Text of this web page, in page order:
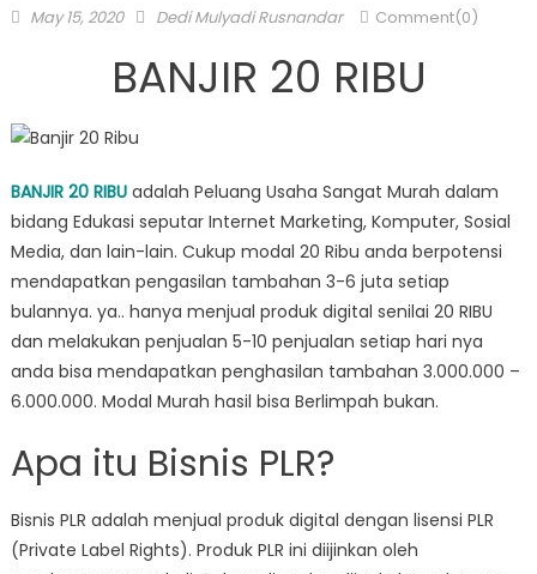
Posted
May 15, 2020 Author
Dedi Mulyadi Rusnandar Comment(0)
BANJIR 20 RIBU
BANJIR 20 RIBUadalah Peluang Usaha Sangat Murah dalam
bidang Edukasi seputar Internet Marketing, Komputer, Sosial
Media, dan lain-lain. Cukup modal 20 Ribu anda berpotensi
mendapatkan pengasilan tambahan 3-6 juta setiap
bulannya. ya.. hanya menjual produk digital senilai 20 RIBU
dan melakukan penjualan 5-10 penjualan setiap hari nya
anda bisa mendapatkan penghasilan tambahan 3.000.000 –
6.000.000. Modal Murah hasil bisa Berlimpah bukan.
Apa itu Bisnis PLR?
Bisnis PLR adalah menjual produk digital dengan lisensi PLR
(Private Label Rights). Produk PLR ini diijinkan oleh